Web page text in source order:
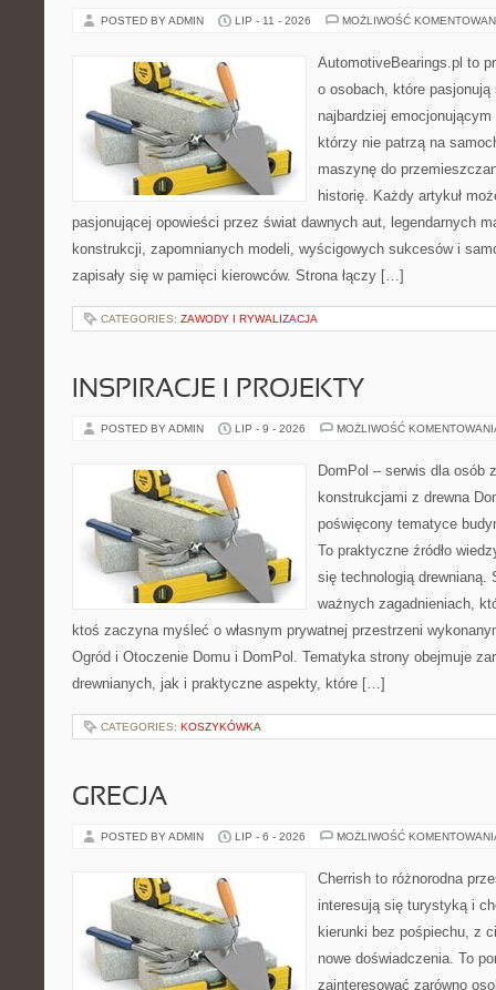
POSTED BY ADMIN LIP - 11 - 2026 MOŻLIWOŚĆ
AutomotiveBearings.pl to
o osobach, które
najbardziej
którzy nie patrzą na
maszynę do
historię. Każdy artykuł
pasjonującej opowieści przez świat dawnych aut, legendarnych
konstrukcji, zapomnianych modeli, wyścigowych sukcesów i
zapisały się w pamięci kierowców. Strona łączy […]
CATEGORIES: ZAWODY I RYWALIZACJA
INSPIRACJE I PROJEKTY
POSTED BY ADMIN LIP - 9 - 2026 MOŻLIWOŚĆ
DomPol – serwis dla osób
konstrukcjami z drewna
poświęcony tematyce
To praktyczne źródło
się technologią drewnianą.
ważnych zagadnieniach,
ktoś zaczyna myśleć o własnym prywatnej przestrzeni
Ogród i Otoczenie Domu i DomPol. Tematyka strony obejmuje
drewnianych, jak i praktyczne aspekty, które […]
CATEGORIES: KOSZYKÓWKA
GRECJA
POSTED BY ADMIN LIP - 6 - 2026 MOŻLIWOŚĆ
Cherrish to różnorodna
interesują się turystyką i
kierunki bez pośpiechu, z
nowe doświadczenia. To
zainteresować zarówno